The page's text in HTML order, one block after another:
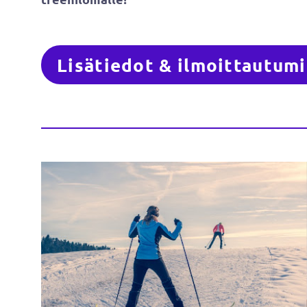
Lisätiedot &